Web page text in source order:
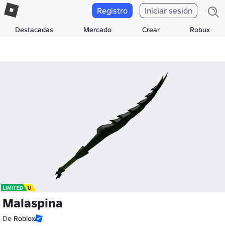
Destacadas Mercado Crear Robux
Registro Iniciar sesión
Malaspina
De Roblox